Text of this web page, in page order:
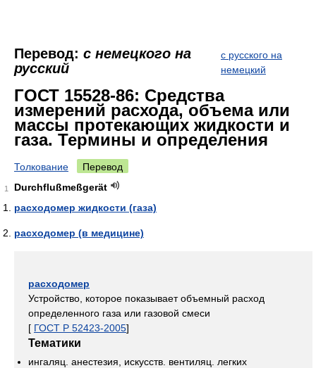
Перевод: с немецкого на
русский
с русского на
немецкий
ГОСТ 15528-86: Средства
измерений расхода, объема или
массы протекающих жидкости и
газа. Термины и определения
Толкование Перевод
1
Durchflußmeßgerät
расходомер жидкости (газа)
расходомер (в медицине)
расходомер
Устройство, которое показывает объемный расход
определенного газа или газовой смеси
[ ГОСТ Р 52423-2005]
Тематики
ингаляц. анестезия, искусств. вентиляц. легких